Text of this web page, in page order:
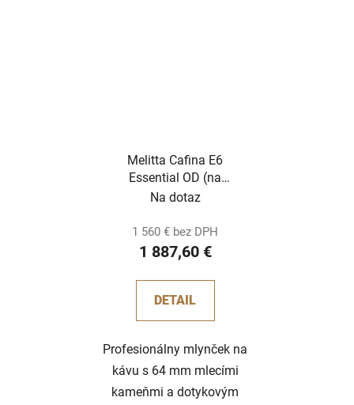
Melitta Cafina E6
Essential OD (na
objednávku)
Na dotaz
1 560 € bez DPH
1 887,60 €
DETAIL
Profesionálny mlynček na
kávu s 64 mm mlecími
kameňmi a dotykovým